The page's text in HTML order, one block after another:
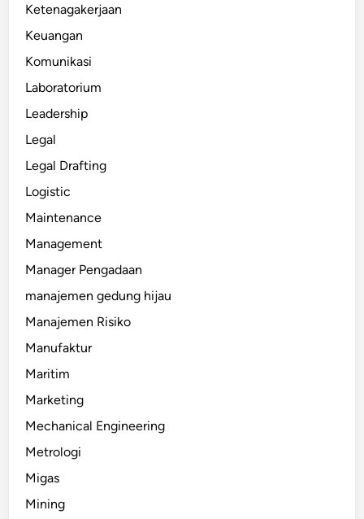
Ketenagakerjaan
Keuangan
Komunikasi
Laboratorium
Leadership
Legal
Legal Drafting
Logistic
Maintenance
Management
Manager Pengadaan
manajemen gedung hijau
Manajemen Risiko
Manufaktur
Maritim
Marketing
Mechanical Engineering
Metrologi
Migas
Mining